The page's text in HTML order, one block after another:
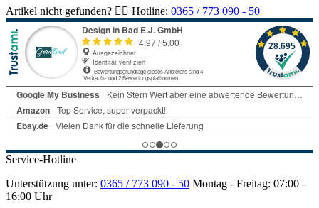
Artikel nicht gefunden? 👉🏻 Hotline: 0365 / 773 090 - 50
Service-Hotline
Unterstützung unter: 0365 / 773 090 - 50 Montag - Freitag: 07:00 -
16:00 Uhr